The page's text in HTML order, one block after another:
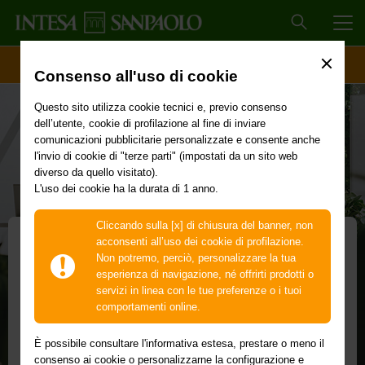
Consenso all'uso di cookie
Questo sito utilizza cookie tecnici e, previo consenso
dell’utente, cookie di profilazione al fine di inviare
comunicazioni pubblicitarie personalizzate e consente anche
l'invio di cookie di "terze parti" (impostati da un sito web
diverso da quello visitato).
L'uso dei cookie ha la durata di 1 anno.
Cliccando sulla [x] di chiusura del banner, non
acconsenti all’uso dei cookie di profilazione.
Non potremo, perciò, personalizzare la tua
esperienza di navigazione, né offrirti prodotti o
servizi in linea con le tue preferenze o i tuoi
comportamenti online.
È possibile consultare l'informativa estesa, prestare o meno il
consenso ai cookie o personalizzarne la configurazione e
La Tassonomia UE
La normativa, i vantaggi per le aziende e le